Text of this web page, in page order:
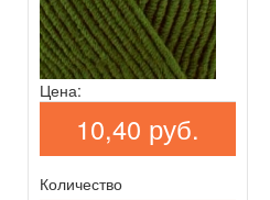
Цена:
10,40 руб.
Количество